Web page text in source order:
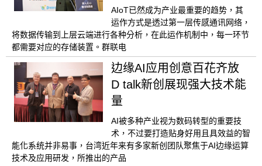
AIoT已然成为产业最重要的趋势，其
运作方式是透过第一层传感通讯网络，
将数据传输到上层云端进行各种分析，在此运作机制中，每一环节
都需要对应的存储装置。群联电
边缘AI应用创意百花齐放
D talk新创展现强大技术能
量
AI被多种产业视为数码转型的重要技
术，不过要打造贴身好用且具效益的智
能化系统并非易事，台湾近年来有多家新创团队聚焦于AI边缘运算
技术及应用研发，所推出的产品